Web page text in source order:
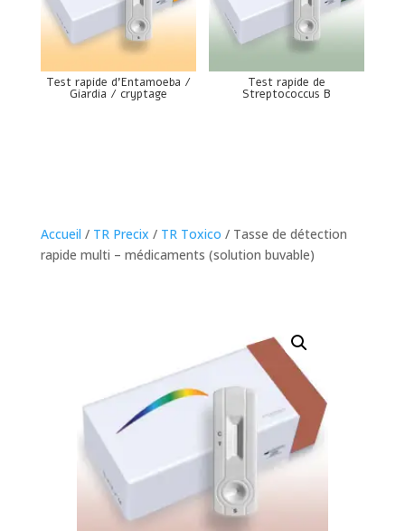
Test rapide d’Entamoeba /
Giardia / cryptage
Test rapide de
Streptococcus B
Accueil / TR Precix / TR Toxico / Tasse de détection
rapide multi – médicaments (solution buvable)